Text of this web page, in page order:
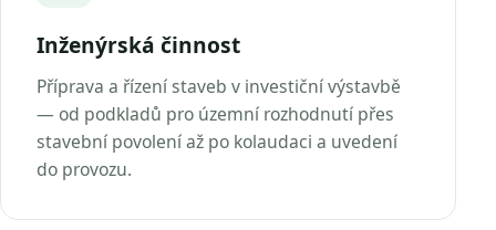
Inženýrská činnost
Příprava a řízení staveb v investiční výstavbě
— od podkladů pro územní rozhodnutí přes
stavební povolení až po kolaudaci a uvedení
do provozu.